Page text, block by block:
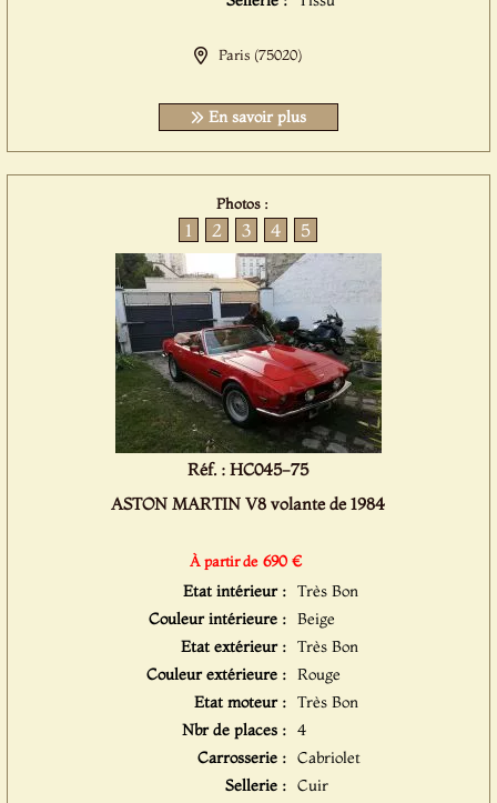
Paris (75020)
En savoir plus
Photos :
1 2 3 4 5
Réf. : HC045-75
ASTON MARTIN V8 volante de 1984
À partir de 690 €
Etat intérieur : Très Bon
Couleur intérieure : Beige
Etat extérieur : Très Bon
Couleur extérieure : Rouge
Etat moteur : Très Bon
Nbr de places : 4
Carrosserie : Cabriolet
Sellerie : Cuir